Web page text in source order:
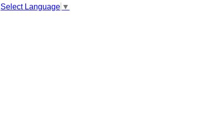
Select Language ▼